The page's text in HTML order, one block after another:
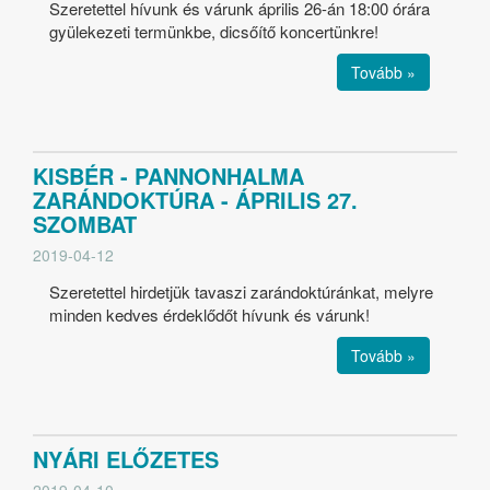
Szeretettel hívunk és várunk április 26-án 18:00 órára
gyülekezeti termünkbe, dicsőítő koncertünkre!
Tovább »
KISBÉR - PANNONHALMA
ZARÁNDOKTÚRA - ÁPRILIS 27.
SZOMBAT
2019-04-12
Szeretettel hirdetjük tavaszi zarándoktúránkat, melyre
minden kedves érdeklődőt hívunk és várunk!
Tovább »
NYÁRI ELŐZETES